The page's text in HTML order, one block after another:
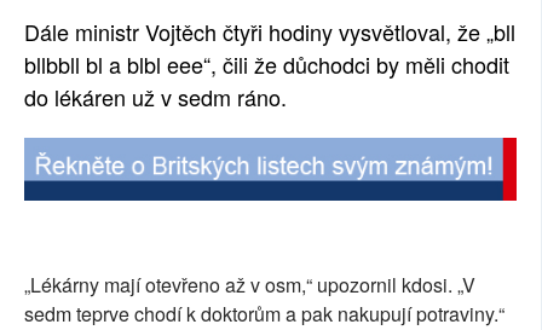
Dále ministr Vojtěch čtyři hodiny vysvětloval, že „bll
bllbbll bl a blbl eee“, čili že důchodci by měli chodit
do lékáren už v sedm ráno.
„Lékárny mají otevřeno až v osm,“ upozornil kdosi. „V
sedm teprve chodí k doktorům a pak nakupují potraviny.“